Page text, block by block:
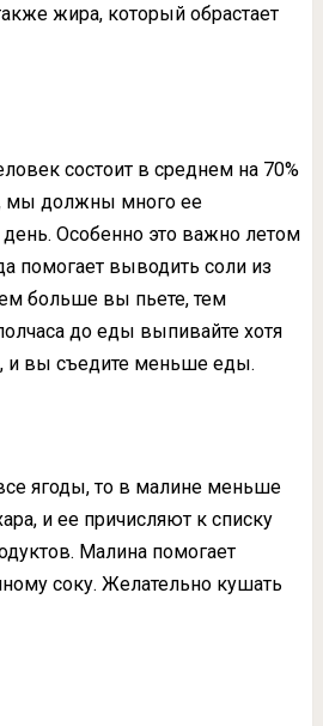
жира, который обрастает
состоит в среднем на 70%
мы должны много ее
Особенно это важно летом
помогает выводить соли из
больше вы пьете, тем
до еды выпивайте хотя
и вы съедите меньше еды.
ягоды, то в малине меньше
и ее причисляют к списку
Малина помогает
соку. Желательно кушать